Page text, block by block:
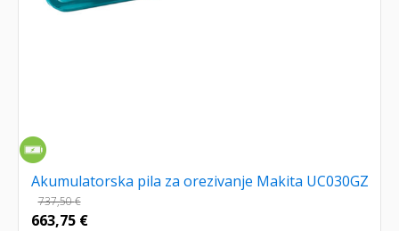
Akumulatorska pila za orezivanje Makita UC030GZ
737,50€
663,75 €